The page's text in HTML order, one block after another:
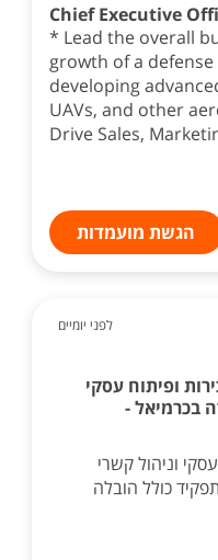
Chief Executive
* Lead the overall
growth of a
developing
UAVs, and other
Drive Sales,
הגשת מועמדות
לפני יומיים
ופיתוח עסקי
בכרמיאל -
וניהול קשרי
כולל הובלה